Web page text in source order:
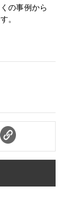
の事例から
。